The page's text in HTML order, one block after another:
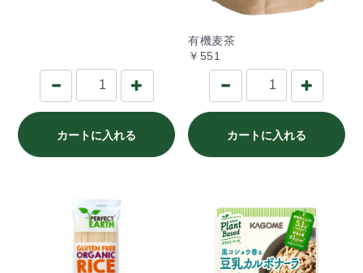
カートに入れる
有機麦茶
￥551
カートに入れる